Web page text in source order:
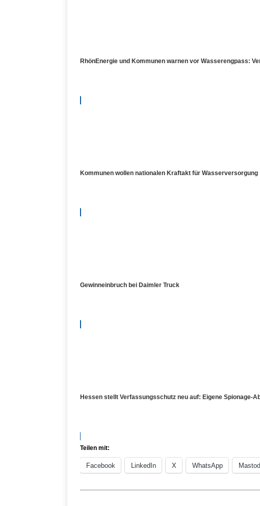
RhönEnergie und Kommunen warnen vor Wasserengpass:
Kommunen wollen nationalen Kraftakt für Wasserversorgung
Gewinneinbruch bei Daimler Truck
Hessen stellt Verfassungsschutz neu auf: Eigene Spionage-
Teilen mit:
Facebook LinkedIn X WhatsApp